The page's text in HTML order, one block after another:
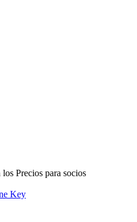
Precios para socios
Key